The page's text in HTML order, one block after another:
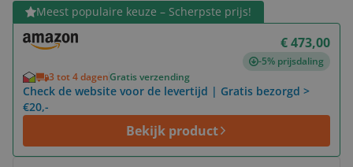
Meest populaire keuze – Scherpste prijs!
€ 473,00
-5% prijsdaling
3 tot 4 dagenGratis verzending
Check de website voor de levertijd | Gratis bezorgd >
€20,-
Bekijk product
Bekijk product